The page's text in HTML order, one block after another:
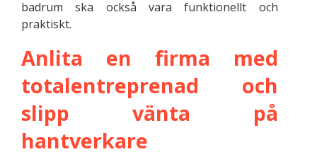
badrum ska också vara funktionellt och
praktiskt.
Anlita en firma med
totalentreprenad och
slipp vänta på
hantverkare